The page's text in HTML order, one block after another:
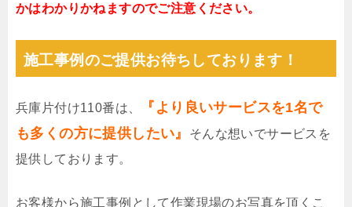
かはわかりかねますのでご注意ください。
施工事例のご提供お待ちしております！
兵庫片付け110番は、
『より良いサービスを1名で
も多くの方に提供したい』
そんな想いでサービスを
提供しております。
お客様から施工事例として作業現場のお写真を頂くこ